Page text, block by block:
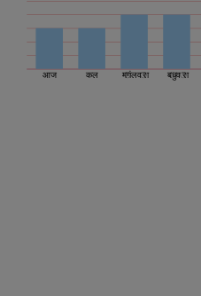
आज कल मंगलवार बुधवार